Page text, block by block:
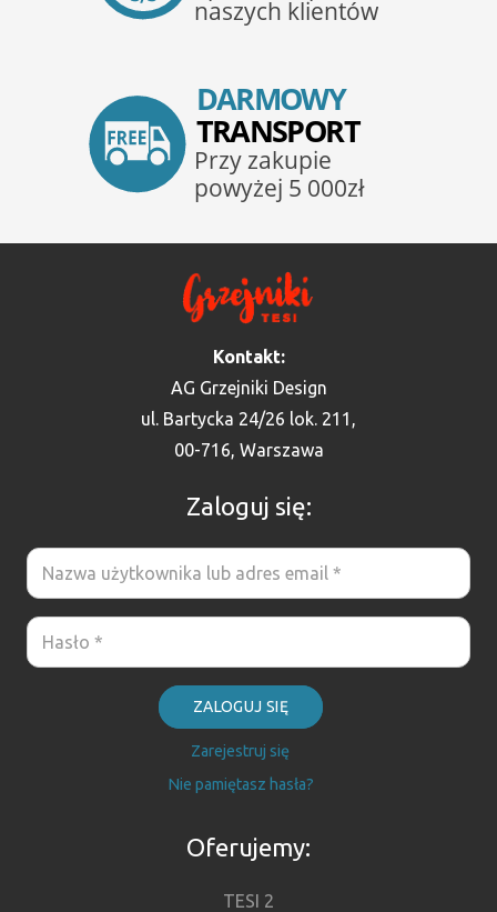
Kontakt:
AG Grzejniki Design
ul. Bartycka 24/26 lok. 211,
00-716, Warszawa
Zaloguj się:
ZALOGUJ SIĘ
Zarejestruj się
Nie pamiętasz hasła?
Oferujemy:
TESI 2